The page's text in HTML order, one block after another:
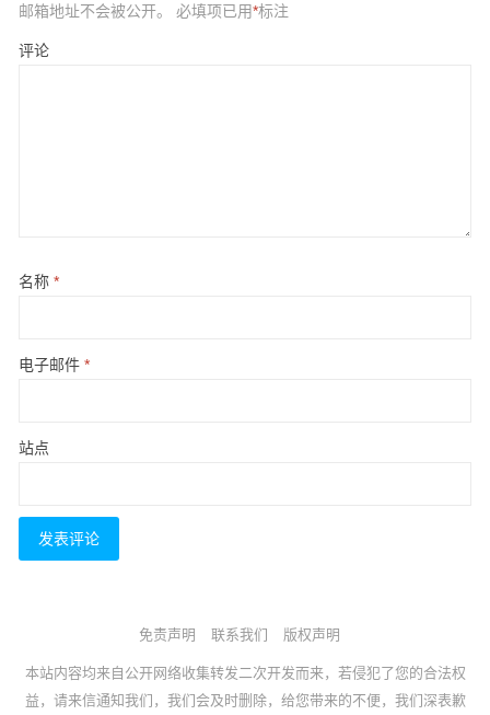
邮箱地址不会被公开。 必填项已用*标注
评论
名称 *
电子邮件 *
站点
免责声明 联系我们 版权声明
本站内容均来自公开网络收集转发二次开发而来，若侵犯了您的合法权
益，请来信通知我们，我们会及时删除，给您带来的不便，我们深表歉